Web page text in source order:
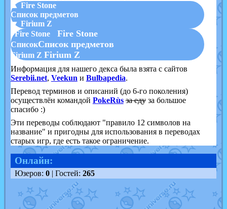
▲ Fire Stone
Список предметов
▼ Firium Z
Fire Stone
Fire Stone
СписокСписок предметов
Firium Z Firium Z
Информация для нашего декса была взята с сайтов
Serebii.net, Veekun и Bulbapedia.
Перевод терминов и описаний (до 6-го поколения)
осуществлён командой PokeRùs за едуза большое
спасибо :)
Эти переводы соблюдают "правило 12 символов на
название" и пригодны для использования в переводах
старых игр, где есть такое ограничение.
Онлайн:
Юзеров: 0| Гостей: 265